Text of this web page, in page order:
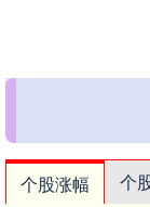
个股涨幅 个